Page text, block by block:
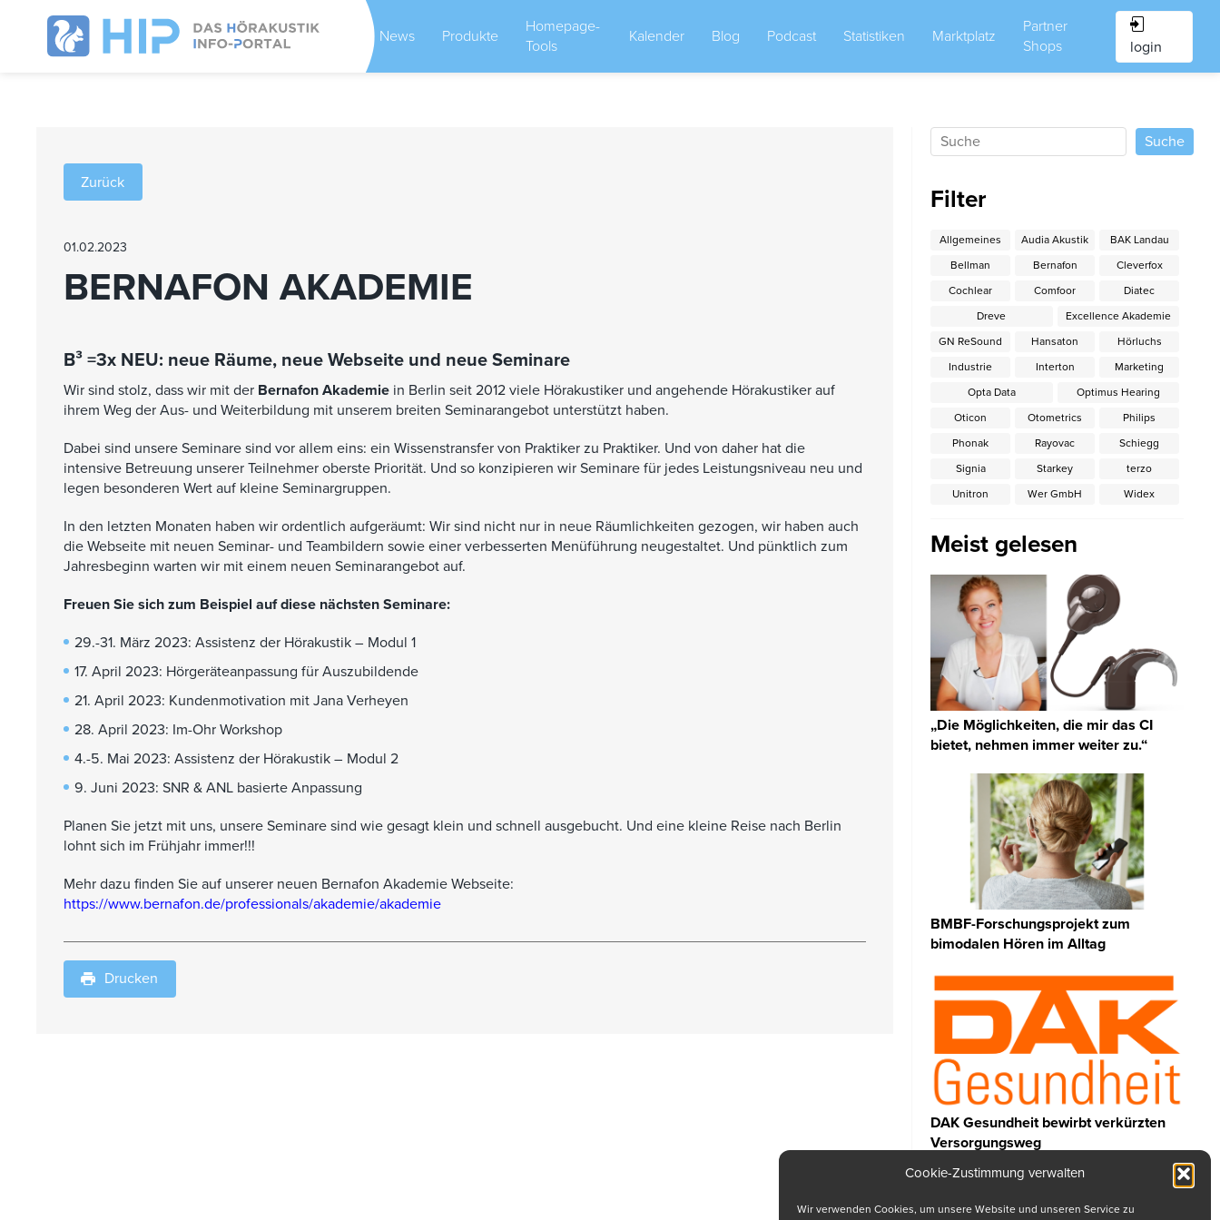
Cookie-Zustimmung verwalten
Wir verwenden Cookies, um unsere Website und unseren Service zu
News Produkte
Homepage-
Tools
Kalender Blog Podcast Statistiken Marktplatz
Partner
Shops
login
Zurück
01.02.2023
BERNAFON AKADEMIE
B³ =3x NEU: neue Räume, neue Webseite und neue Seminare
Wir sind stolz, dass wir mit der Bernafon Akademie in Berlin seit 2012 viele Hörakustiker und angehende Hörakustiker auf
ihrem Weg der Aus- und Weiterbildung mit unserem breiten Seminarangebot unterstützt haben.
Dabei sind unsere Seminare sind vor allem eins: ein Wissenstransfer von Praktiker zu Praktiker. Und von daher hat die
intensive Betreuung unserer Teilnehmer oberste Priorität. Und so konzipieren wir Seminare für jedes Leistungsniveau neu und
legen besonderen Wert auf kleine Seminargruppen.
In den letzten Monaten haben wir ordentlich aufgeräumt: Wir sind nicht nur in neue Räumlichkeiten gezogen, wir haben auch
die Webseite mit neuen Seminar- und Teambildern sowie einer verbesserten Menüführung neugestaltet. Und pünktlich zum
Jahresbeginn warten wir mit einem neuen Seminarangebot auf.
Freuen Sie sich zum Beispiel auf diese nächsten Seminare:
29.-31. März 2023: Assistenz der Hörakustik – Modul 1
17. April 2023: Hörgeräteanpassung für Auszubildende
21. April 2023: Kundenmotivation mit Jana Verheyen
28. April 2023: Im-Ohr Workshop
4.-5. Mai 2023: Assistenz der Hörakustik – Modul 2
9. Juni 2023: SNR & ANL basierte Anpassung
Planen Sie jetzt mit uns, unsere Seminare sind wie gesagt klein und schnell ausgebucht. Und eine kleine Reise nach Berlin
lohnt sich im Frühjahr immer!!!
Mehr dazu finden Sie auf unserer neuen Bernafon Akademie Webseite:
https://www.bernafon.de/professionals/akademie/akademie
Drucken
Filter
Allgemeines Audia Akustik
BAK Landau
Bellman
Bernafon
Cleverfox
Cochlear
Comfoor
Diatec
Dreve
Excellence Akademie
GN ReSound
Hansaton
Hörluchs
Industrie
Interton
Marketing
Opta Data
Optimus Hearing
Oticon
Otometrics
Philips
Phonak
Rayovac
Schiegg
Signia
Starkey
terzo
Unitron
Wer GmbH Widex
Meist gelesen
„Die Möglichkeiten, die mir das CI
bietet, nehmen immer weiter zu.“
BMBF-Forschungsprojekt zum
bimodalen Hören im Alltag
DAK Gesundheit bewirbt verkürzten
Versorgungsweg